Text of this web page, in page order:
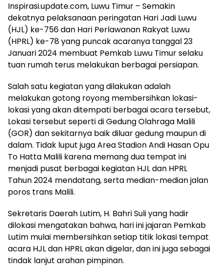
Inspirasi.update.com, Luwu Timur – Semakin
dekatnya pelaksanaan peringatan Hari Jadi Luwu
(HJL) ke-756 dan Hari Perlawanan Rakyat Luwu
(HPRL) ke-78 yang puncak acaranya tanggal 23
Januari 2024 membuat Pemkab Luwu Timur selaku
tuan rumah terus melakukan berbagai persiapan.
Salah satu kegiatan yang dilakukan adalah
melakukan gotong royong membersihkan lokasi-
lokasi yang akan ditempati berbagai acara tersebut,
Lokasi tersebut seperti di Gedung Olahraga Malili
(GOR) dan sekitarnya baik diluar gedung maupun di
dalam. Tidak luput juga Area Stadion Andi Hasan Opu
To Hatta Malili karena memang dua tempat ini
menjadi pusat berbagai kegiatan HJL dan HPRL
Tahun 2024 mendatang, serta median-median jalan
poros trans Malili.
Sekretaris Daerah Lutim, H. Bahri Suli yang hadir
dilokasi mengatakan bahwa, hari ini jajaran Pemkab
Lutim mulai membersihkan setiap titik lokasi tempat
acara HJL dan HPRL akan digelar, dan ini juga sebagai
tindak lanjut arahan pimpinan.